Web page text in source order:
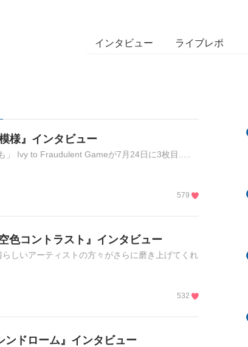
インタビュー ライブレポ
様』インタビュー
」 Ivy to Fraudulent Gameが7月24日に3枚目.....
579
色コントラスト』インタビュー
しいアーティストの方々がさらに磨き上げてくれ
532
ドローム』インタビュー